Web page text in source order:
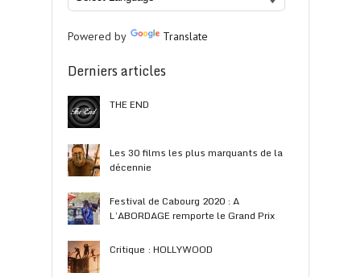
Powered by Translate
Derniers articles
THE END
Les 30 films les plus marquants de la
décennie
Festival de Cabourg 2020 : A
L’ABORDAGE remporte le Grand Prix
Critique : HOLLYWOOD